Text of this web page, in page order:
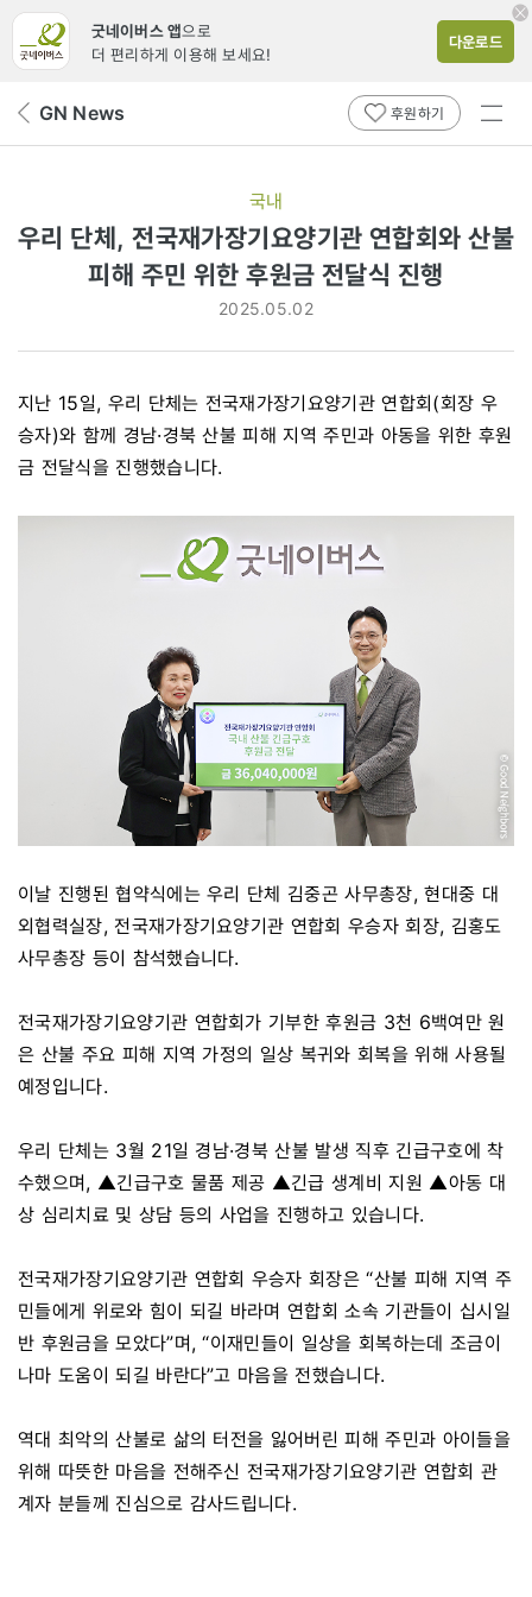
굿네이버스 앱으로
더 편리하게 이용해 보세요!
다운로드
뒤 GN News 후원하기
전체
국내
우리 단체, 전국재가장기요양기관 연합회와 산불
피해 주민 위한 후원금 전달식 진행
2025.05.02
지난 15일, 우리 단체는 전국재가장기요양기관 연합회(회장 우
승자)와 함께 경남·경북 산불 피해 지역 주민과 아동을 위한 후원
금 전달식을 진행했습니다.
이날 진행된 협약식에는 우리 단체 김중곤 사무총장, 현대중 대
외협력실장, 전국재가장기요양기관 연합회 우승자 회장, 김홍도
사무총장 등이 참석했습니다.
전국재가장기요양기관 연합회가 기부한 후원금 3천 6백여만 원
은 산불 주요 피해 지역 가정의 일상 복귀와 회복을 위해 사용될
예정입니다.
우리 단체는 3월 21일 경남·경북 산불 발생 직후 긴급구호에 착
수했으며, ▲긴급구호 물품 제공 ▲긴급 생계비 지원 ▲아동 대
상 심리치료 및 상담 등의 사업을 진행하고 있습니다.
전국재가장기요양기관 연합회 우승자 회장은 “산불 피해 지역 주
민들에게 위로와 힘이 되길 바라며 연합회 소속 기관들이 십시일
반 후원금을 모았다”며, “이재민들이 일상을 회복하는데 조금이
나마 도움이 되길 바란다”고 마음을 전했습니다.
역대 최악의 산불로 삶의 터전을 잃어버린 피해 주민과 아이들을
위해 따뜻한 마음을 전해주신 전국재가장기요양기관 연합회 관
계자 분들께 진심으로 감사드립니다.